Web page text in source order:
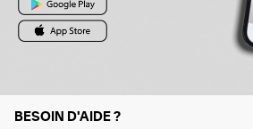
BESOIN D'AIDE ?